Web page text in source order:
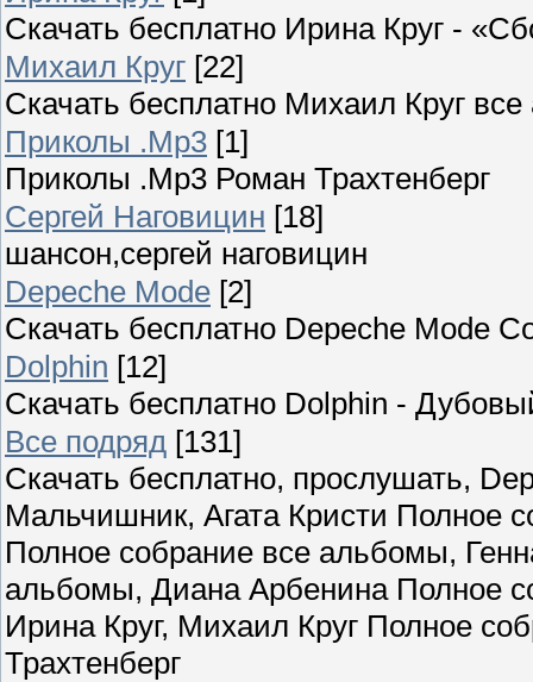
Скачать бесплатно Ирина Круг -
Михаил Круг [22]
Скачать бесплатно Михаил Круг
Приколы .Mp3 [1]
Приколы .Mp3 Роман Трахтенберг
Сергей Наговицин [18]
шансон,сергей наговицин
Depeche Mode [2]
Скачать бесплатно Depeche Mode
Dolphin [12]
Скачать бесплатно Dolphin -
Все подряд [131]
Скачать бесплатно, прослушать,
Мальчишник, Агата Кристи Полное
Полное собрание все альбомы,
альбомы, Диана Арбенина Полное
Ирина Круг, Михаил Круг Полное
Трахтенберг